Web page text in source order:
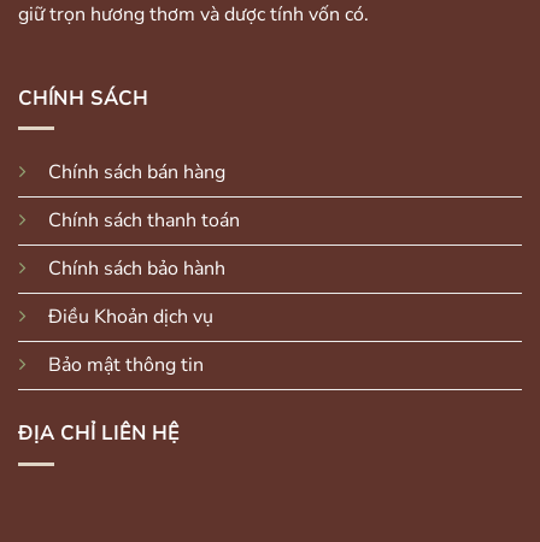
giữ trọn hương thơm và dược tính vốn có.
CHÍNH SÁCH
Chính sách bán hàng
Chính sách thanh toán
Chính sách bảo hành
Điều Khoản dịch vụ
Bảo mật thông tin
ĐỊA CHỈ LIÊN HỆ